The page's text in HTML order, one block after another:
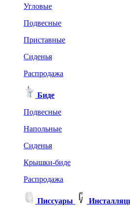
Угловые
Подвесные
Приставные
Сиденья
Распродажа
Биде
Подвесные
Напольные
Сиденья
Крышки-биде
Распродажа
Писсуары